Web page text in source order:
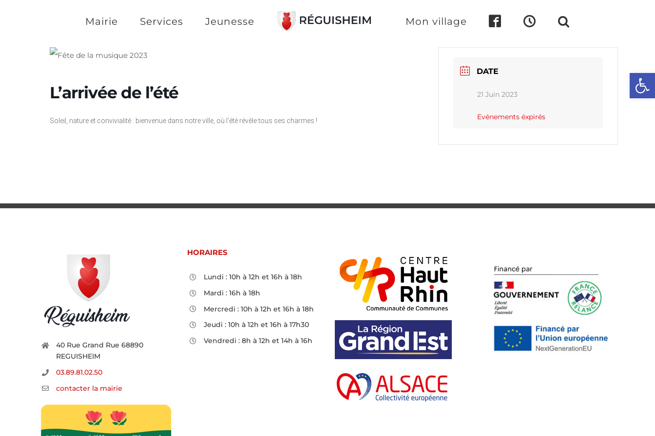
Mairie Services Jeunesse Mon village
L’arrivée de l’été
Soleil, nature et convivialité : bienvenue dans notre ville, où l’été révèle tous ses charmes !
DATE
21 Juin 2023
Evénements éxpirés
40 Rue Grand Rue 68890
REGUISHEIM
03.89.81.02.50
contacter la mairie
HORAIRES
Lundi : 10h à 12h et 16h à 18h
Mardi : 16h à 18h
Mercredi : 10h à 12h et 16h à 18h
Jeudi : 10h à 12h et 16h à 17h30
Vendredi : 8h à 12h et 14h à 16h
Ouvrir